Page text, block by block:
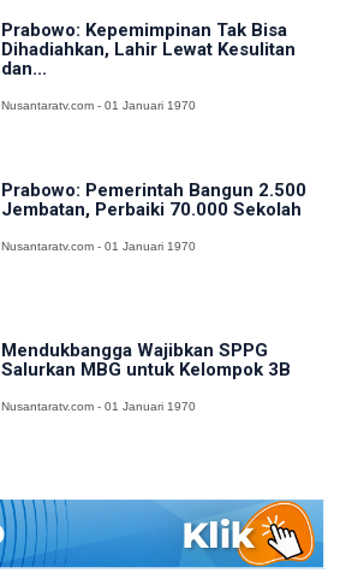
Prabowo: Kepemimpinan Tak Bisa
Dihadiahkan, Lahir Lewat Kesulitan
dan...
Nusantaratv.com - 01 Januari 1970
Prabowo: Pemerintah Bangun 2.500
Jembatan, Perbaiki 70.000 Sekolah
Nusantaratv.com - 01 Januari 1970
Mendukbangga Wajibkan SPPG
Salurkan MBG untuk Kelompok 3B
Nusantaratv.com - 01 Januari 1970